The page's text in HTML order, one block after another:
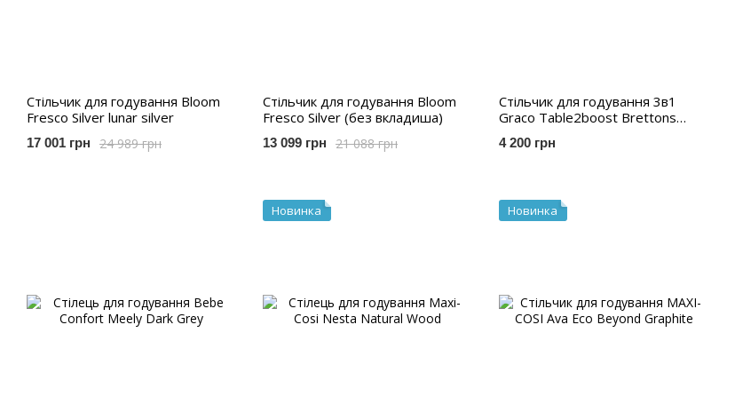
Стільчик для годування Bloom
Fresco Silver lunar silver
24 989 грн
17 001 грн
Стільчик для годування Bloom
Fresco Silver (без вкладиша)
21 088 грн
13 099 грн
Стільчик для годування 3в1
Graco Table2boost Brettons
Stripes
4 200 грн
Новинка Новинка